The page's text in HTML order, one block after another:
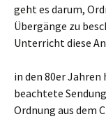
geht es darum,
Übergänge zu
Unterricht diese
in den 80er Jahren
beachtete
Ordnung aus dem